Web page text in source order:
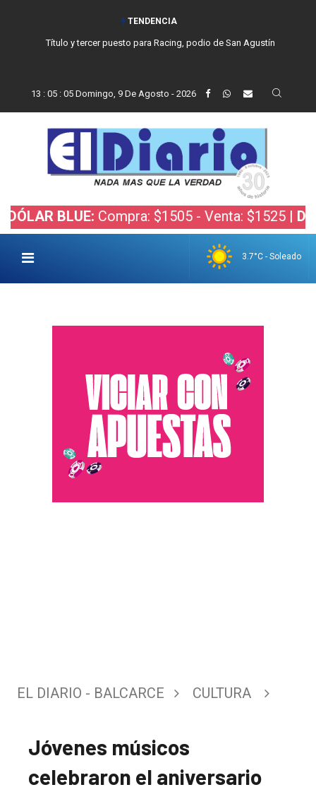
TENDENCIA
Título y tercer puesto para Racing, podio de San Agustín
13 : 05 : 06 Domingo, 9 De Agosto - 2026
BLUE:Compra: $1505 - Venta: $1525 |DÓLAR
3.7°C - Soleado
EL DIARIO - BALCARCE CULTURA
Jóvenes músicos
celebraron el aniversario